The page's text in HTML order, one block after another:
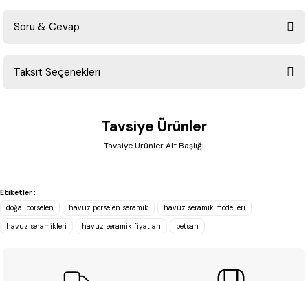
Soru & Cevap
Soru Sor
Taksit Seçenekleri
Tavsiye Ürünler
Tavsiye Ürünler Alt Başlığı
Betsan Vision Luca Grey İç Bükey (4x33 cm)
Etiketler :
doğal porselen
havuz porselen seramik havuz seramik modelleri
havuz seramikleri havuz seramik fiyatları betsan